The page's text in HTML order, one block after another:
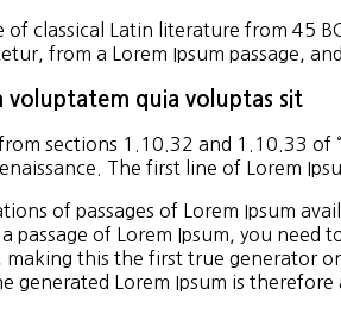
of classical Latin literature from 45
from a Lorem Ipsum passage,
voluptatem quia voluptas sit
from sections 1.10.32 and 1.10.33
The first line of Lorem
of passages of Lorem Ipsum
passage of Lorem Ipsum, you
making this the first true generator
generated Lorem Ipsum is